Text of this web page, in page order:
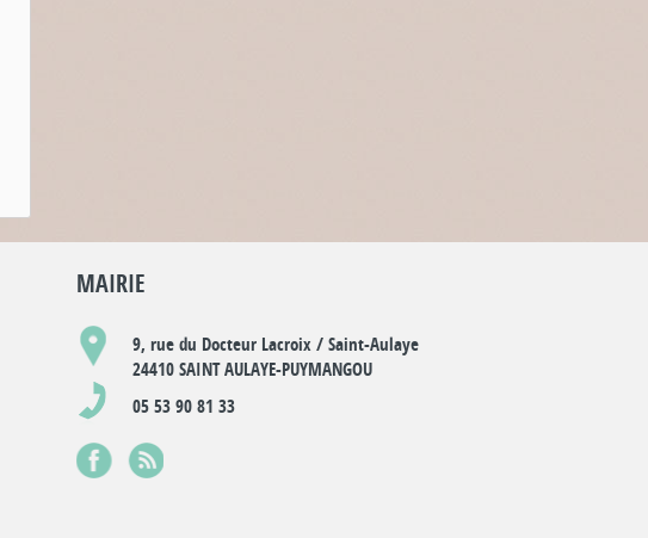
MAIRIE
9, rue du Docteur Lacroix / Saint-Aulaye
24410 SAINT AULAYE-PUYMANGOU
05 53 90 81 33